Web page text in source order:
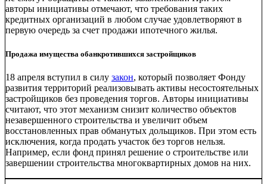
авторы инициативы отмечают, что требования таких
кредитных организаций в любом случае удовлетворяют в
первую очередь за счет продажи ипотечного жилья.
Продажа имущества обанкротившихся застройщиков
18 апреля вступил в силу закон, который позволяет Фонду
развития территорий реализовывать активы несостоятельных
застройщиков без проведения торгов. Авторы инициативы
считают, что этот механизм снизит количество объектов
незавершенного строительства и увеличит объем
восстановленных прав обманутых дольщиков. При этом есть
исключения, когда продать участок без торгов нельзя.
Например, если фонд принял решение о строительстве или
завершении строительства многоквартирных домов на них.